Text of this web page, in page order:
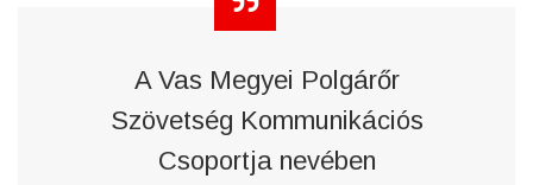
A Vas Megyei Polgárőr
Szövetség Kommunikációs
Csoportja nevében